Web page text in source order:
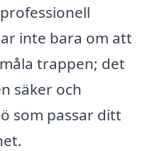
inte bara om att
trappen; det
säker och
som passar ditt